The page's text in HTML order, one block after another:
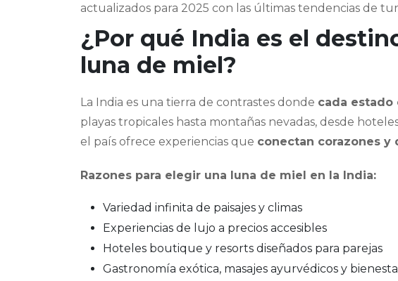
actualizados para 2025 con las últimas tendencias de
¿Por qué India es el
luna de miel?
La India es una tierra de contrastes donde cada
playas tropicales hasta montañas nevadas, desde
el país ofrece experiencias que conectan corazones y
Razones para elegir una luna de miel en la India:
Variedad infinita de paisajes y climas
Experiencias de lujo a precios accesibles
Hoteles boutique y resorts diseñados para parejas
Gastronomía exótica, masajes ayurvédicos y